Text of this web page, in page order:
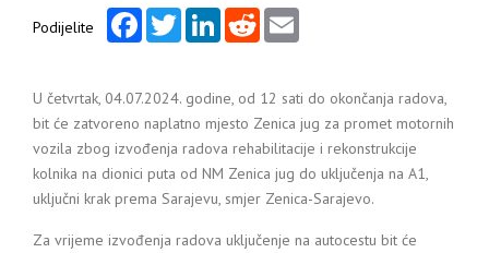
Podijelite
FacebookTwitterLinkedInReddit
U četvrtak, 04.07.2024. godine, od 12 sati do okončanja radova,
bit će zatvoreno naplatno mjesto Zenica jug za promet motornih
vozila zbog izvođenja radova rehabilitacije i rekonstrukcije
kolnika na dionici puta od NM Zenica jug do uključenja na A1,
uključni krak prema Sarajevu, smjer Zenica-Sarajevo.
Za vrijeme izvođenja radova uključenje na autocestu bit će